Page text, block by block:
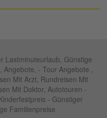
Lastminuteurlaub, Günstige
- Tour Angebote ,
Mit Arzt, Rundreisen Mit
Mit Doktor, Autotouren -
- Günstiger
Familienpreise